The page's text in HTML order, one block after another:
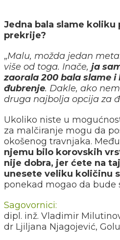
Jedna bala slame koliku
prekrije?
„Malu, možda jedan
više od toga. Inače, ja
zaorala 200 bala slame
đubrenje. Dakle, ako
druga najbolja opcija za
Ukoliko niste u
za malčiranje mogu da
okošenog travnjaka.
njemu bilo korovskih
nije dobra, jer ćete na
unesete veliku količinu
ponekad mogao da bude
Sagovornici:
dipl. inž. Vladimir
dr Ljiljana Njagojević,